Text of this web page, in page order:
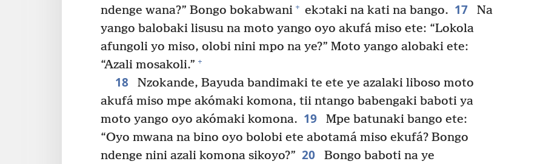
ndenge wana?” Bongo bokabwani + ekɔtaki na kati na bango. 17
Na
yango balobaki lisusu na moto yango oyo akufá miso ete: “Lokola
afungoli yo miso, olobi nini mpo na ye?” Moto yango alobaki ete:
“Azali mosakoli.” +
18
Nzokande, Bayuda bandimaki te ete ye azalaki liboso moto
akufá miso mpe akómaki komona, tii ntango babengaki baboti ya
moto yango oyo akómaki komona. 19
Mpe batunaki bango ete:
“Oyo mwana na bino oyo bolobi ete abotamá miso ekufá? Bongo
ndenge nini azali komona sikoyo?” 20
Bongo baboti na ye